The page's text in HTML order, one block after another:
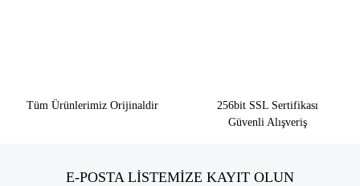
Tüm Ürünlerimiz Orijinaldir
256bit SSL Sertifikası
Güvenli Alışveriş
E-POSTA LİSTEMİZE KAYIT OLUN